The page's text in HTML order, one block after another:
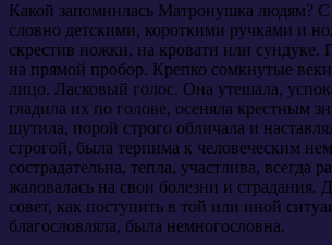
Какой запомнилась Матронушка людям?
словно детскими, короткими ручками и
скрестив ножки, на кровати или
на прямой пробор. Крепко сомкнутые
лицо. Ласковый голос. Она утешала,
гладила их по голове, осеняла крестным
шутила, порой строго обличала и
строгой, была терпима к человеческим
сострадательна, тепла, участлива, всегда
жаловалась на свои болезни и страдания.
совет, как поступить в той или иной
благословляла, была немногословна.